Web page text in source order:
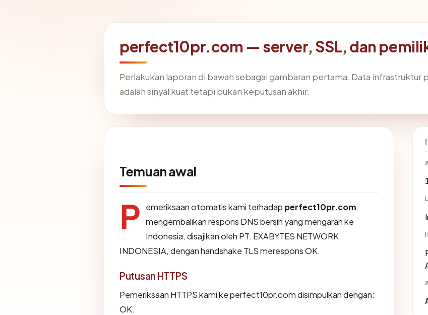
perfect10pr.com — server, SSL, dan
Perlakukan laporan di bawah sebagai gambaran pertama. Data infrastruktur
adalah sinyal kuat tetapi bukan keputusan akhir.
Temuan awal
P emeriksaan otomatis kami terhadap perfect10pr.com
mengembalikan respons DNS bersih yang mengarah ke
Indonesia, disajikan oleh PT. EXABYTES NETWORK
INDONESIA, dengan handshake TLS merespons OK.
Putusan HTTPS
Pemeriksaan HTTPS kami ke perfect10pr.com disimpulkan dengan:
OK.